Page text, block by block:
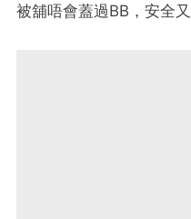
被舖唔會蓋過BB，安全又